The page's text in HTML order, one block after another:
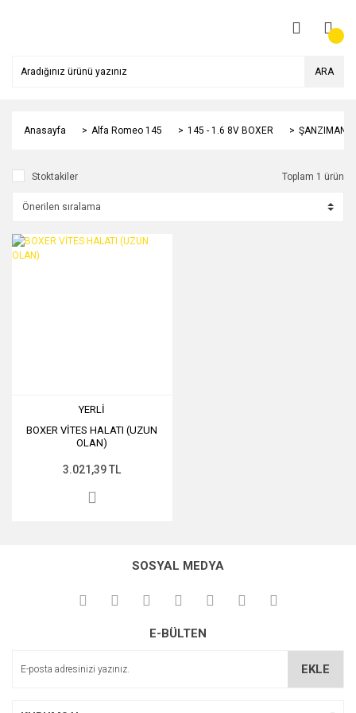
ARA
Anasayfa Alfa Romeo 145 145 - 1.6 8V BOXER ŞANZIMAN /
Stoktakiler Toplam 1 ürün
YERLİ
BOXER VİTES HALATI (UZUN
OLAN)
3.021,39 TL
SOSYAL MEDYA
E-BÜLTEN
EKLE